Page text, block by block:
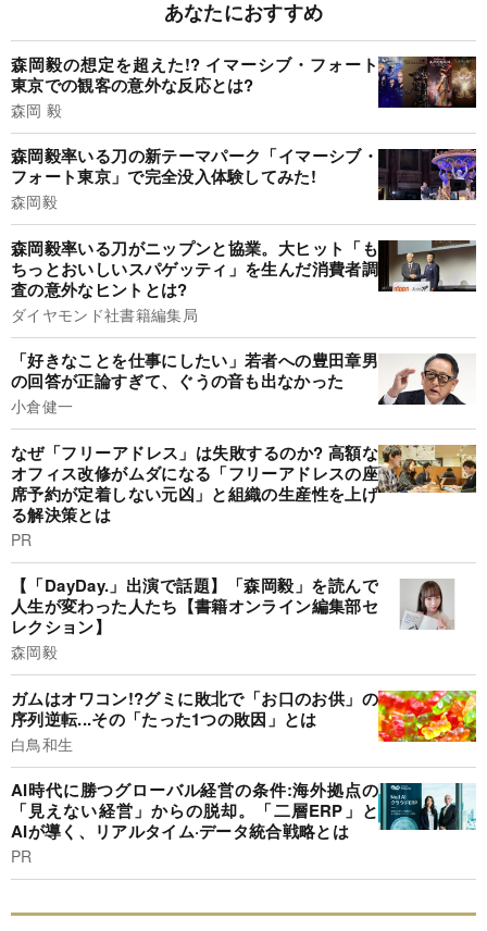
あなたにおすすめ
森岡毅の想定を超えた!? イマーシブ・フォート
東京での観客の意外な反応とは?
森岡 毅
森岡毅率いる刀の新テーマパーク「イマーシブ・
フォート東京」で完全没入体験してみた!
森岡毅
森岡毅率いる刀がニップンと協業。大ヒット「も
ちっとおいしいスパゲッティ」を生んだ消費者調
査の意外なヒントとは?
ダイヤモンド社書籍編集局
「好きなことを仕事にしたい」若者への豊田章男
の回答が正論すぎて、ぐうの音も出なかった
小倉健一
なぜ「フリーアドレス」は失敗するのか? 高額な
オフィス改修がムダになる「フリーアドレスの座
席予約が定着しない元凶」と組織の生産性を上げ
る解決策とは
PR
【「DayDay.」出演で話題】「森岡毅」を読んで
人生が変わった人たち【書籍オンライン編集部セ
レクション】
森岡毅
ガムはオワコン!?グミに敗北で「お口のお供」の
序列逆転...その「たった1つの敗因」とは
白鳥和生
AI時代に勝つグローバル経営の条件:海外拠点の
「見えない経営」からの脱却。「二層ERP」と
AIが導く、リアルタイム·データ統合戦略とは
PR